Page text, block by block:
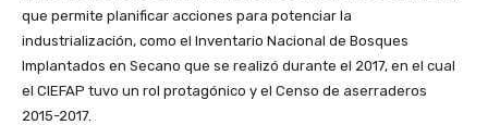
que permite planificar acciones para potenciar la
industrialización, como el Inventario Nacional de Bosques
Implantados en Secano que se realizó durante el 2017, en el cual
el CIEFAP tuvo un rol protagónico y el Censo de aserraderos
2015-2017.